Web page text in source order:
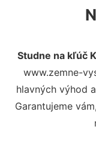
Studne na kľúč
www.zemne-
hlavných výhod
Garantujeme